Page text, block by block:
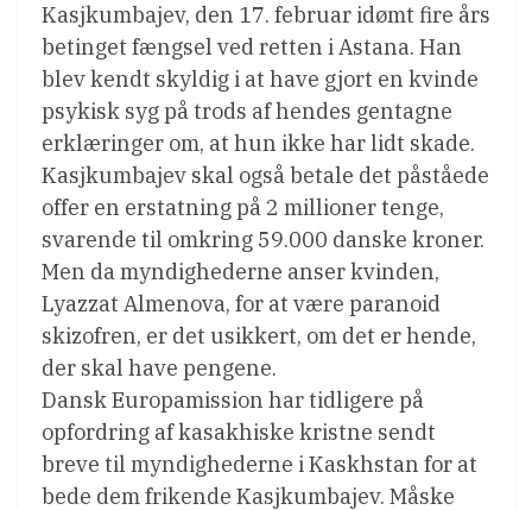
Kasjkumbajev, den 17. februar idømt fire års
betinget fængsel ved retten i Astana. Han
blev kendt skyldig i at have gjort en kvinde
psykisk syg på trods af hendes gentagne
erklæringer om, at hun ikke har lidt skade.
Kasjkumbajev skal også betale det påståede
offer en erstatning på 2 millioner tenge,
svarende til omkring 59.000 danske kroner.
Men da myndighederne anser kvinden,
Lyazzat Almenova, for at være paranoid
skizofren, er det usikkert, om det er hende,
der skal have pengene.
Dansk Europamission har tidligere på
opfordring af kasakhiske kristne sendt
breve til myndighederne i Kaskhstan for at
bede dem frikende Kasjkumbajev. Måske